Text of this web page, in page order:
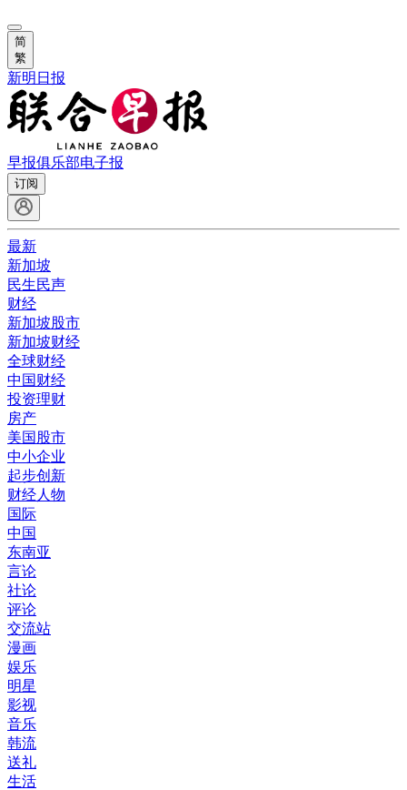
简
繁
新明日报
早报俱乐部电子报
订阅
最新
新加坡
民生民声
财经
新加坡股市
新加坡财经
全球财经
中国财经
投资理财
房产
美国股市
中小企业
起步创新
财经人物
国际
中国
东南亚
言论
社论
评论
交流站
漫画
娱乐
明星
影视
音乐
韩流
送礼
生活